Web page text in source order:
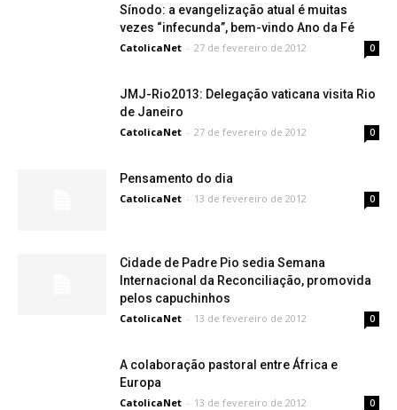
Sínodo: a evangelização atual é muitas
vezes “infecunda”, bem-vindo Ano da Fé
CatolicaNet - 27 de fevereiro de 2012 0
JMJ-Rio2013: Delegação vaticana visita Rio
de Janeiro
CatolicaNet - 27 de fevereiro de 2012 0
Pensamento do dia
CatolicaNet - 13 de fevereiro de 2012 0
Cidade de Padre Pio sedia Semana
Internacional da Reconciliação, promovida
pelos capuchinhos
CatolicaNet - 13 de fevereiro de 2012 0
A colaboração pastoral entre África e
Europa
CatolicaNet - 13 de fevereiro de 2012 0